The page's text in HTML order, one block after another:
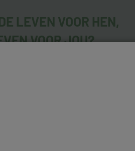
LEVEN VOOR HEN,
VOOR JOU?
refurbished toestellen
compagnon.